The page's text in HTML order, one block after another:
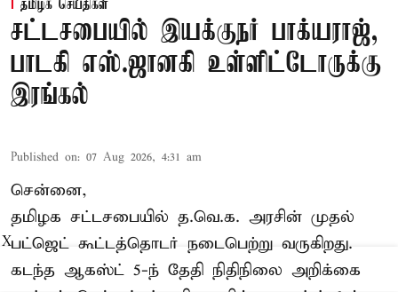
தமிழக செய்திகள்
சட்டசபையில் இயக்குநர் பாக்யராஜ்,
பாடகி எஸ்.ஜானகி உள்ளிட்டோருக்கு
இரங்கல்
Published on: 07 Aug 2026, 4:31 am
சென்னை,
தமிழக சட்டசபையில் த.வெ.க. அரசின் முதல்
பட்ஜெட் கூட்டத்தொடர் நடைபெற்று வருகிறது.
கடந்த ஆகஸ்ட் 5-ந் தேதி நிதிநிலை அறிக்கை
X